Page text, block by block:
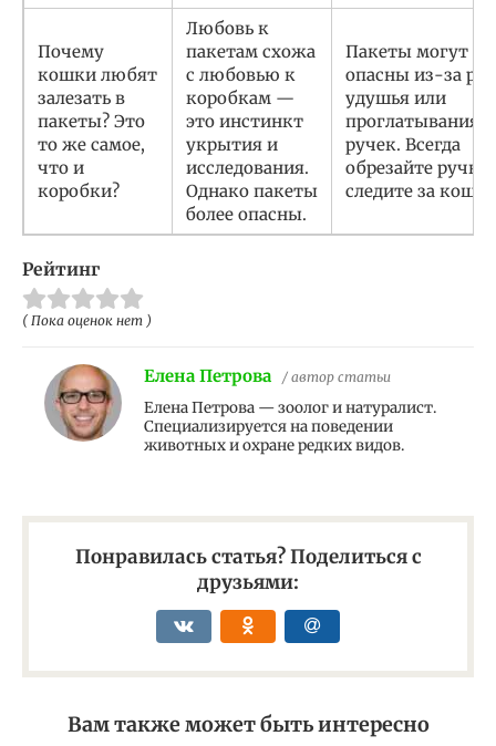
Почему
кошки любят
залезать в
пакеты? Это
то же самое,
что и
коробки?
Любовь к
пакетам схожа
с любовью к
коробкам —
это инстинкт
укрытия и
исследования.
Однако пакеты
более опасны.
Пакеты могут
опасны из-за
удушья или
проглатывания
ручек. Всегда
обрезайте ручки
следите за
Рейтинг
( Пока оценок нет )
Елена Петрова / автор статьи
Елена Петрова — зоолог и натуралист.
Специализируется на поведении
животных и охране редких видов.
Понравилась статья? Поделиться с
друзьями:
Вам также может быть интересно